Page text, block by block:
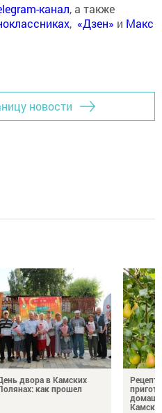
канал, а также
, «Дзен» и Макс
новости
двора в Камских
как прошел